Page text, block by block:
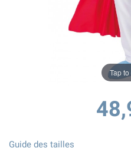
Tap
Guide des tailles